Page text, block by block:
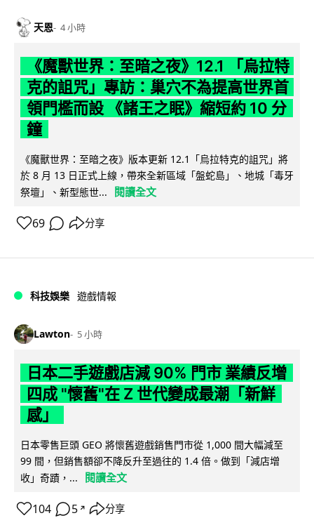
天恩 4 小時
《魔獸世界：至暗之夜》12.1 「烏拉特
克的詛咒」專訪：巢穴不為提高世界首
領門檻而設 《諸王之眠》縮短約 10 分
鐘
《魔獸世界：至暗之夜》版本更新 12.1「烏拉特克的詛咒」將
於 8 月 13 日正式上線，帶來全新區域「盤蛇島」、地城「毒牙
祭壇」、新型態世...
閱讀全文
69 分享
科技娛樂 遊戲情報
Lawton 5 小時
日本二手遊戲店減 90% 門市 業績反增
四成 "懷舊"在 Z 世代變成最潮「新鮮
感」
日本零售巨頭 GEO 將懷舊遊戲銷售門市從 1,000 間大幅減至
99 間，但銷售額卻不降反升至過往的 1.4 倍。做到「減店增
收」奇蹟，...
閱讀全文
104 5 ↗ 分享